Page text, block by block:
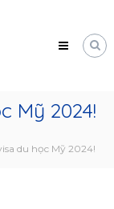
Mỹ 2024!
du học Mỹ 2024!